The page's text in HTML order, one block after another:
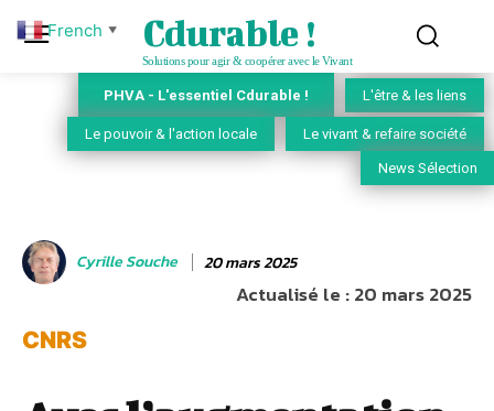
Cdurable !
Solutions pour agir & coopérer avec le Vivant
PHVA - L'essentiel Cdurable ! L'être & les liens
Le pouvoir & l'action locale Le vivant & refaire société
News Sélection
Cyrille Souche 20 mars 2025
Actualisé le :20 mars 2025
CNRS
French ▼